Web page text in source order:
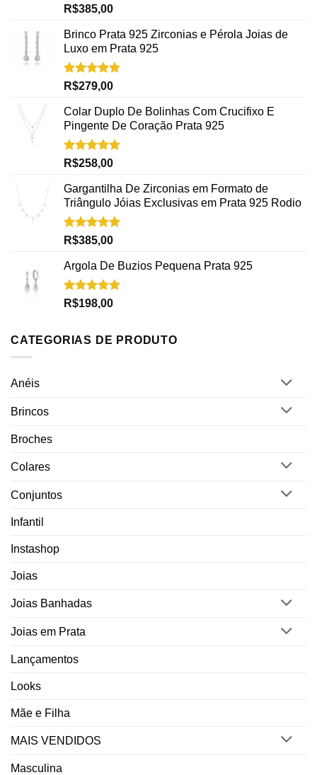
Avaliação
R$385,00
Brinco Prata 925 Zirconias e Pérola Joias de
Luxo em Prata 925
Avaliação
R$279,00
Colar Duplo De Bolinhas Com Crucifixo E
Pingente De Coração Prata 925
Avaliação
R$258,00
Gargantilha De Zirconias em Formato de
Triângulo Jóias Exclusivas em Prata 925 Rodio
Avaliação
R$385,00
Argola De Buzios Pequena Prata 925
Avaliação
R$198,00
CATEGORIAS DE PRODUTO
Anéis
Brincos
Broches
Colares
Conjuntos
Infantil
Instashop
Joias
Joias Banhadas
Joias em Prata
Lançamentos
Looks
Mãe e Filha
MAIS VENDIDOS
Masculina